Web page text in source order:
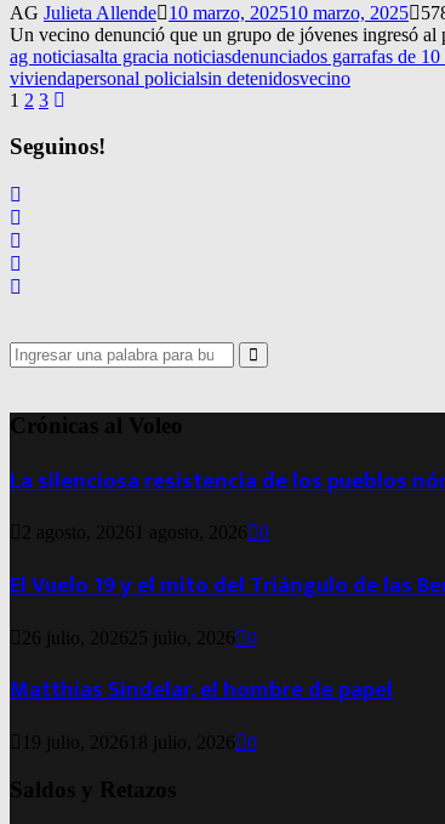
AG Julieta Allende 10 marzo, 202510 marzo, 2025
Un vecino denunció que un grupo de jóvenes ingresó al
ag noticiasalta gracia noticiasdenunciados garrafas de
viviendapersonal policialsin detenidosvecino
Navegación
de
entradas
1 2 3
Seguinos!
Search
for:
Search
Crónicas al Voleo
La silenciosa resistencia de los pueblos
2 agosto, 2026 1 agosto, 2026 0
El Vuelo 19 y el mito del Triángulo de las
26 julio, 2026 25 julio, 2026 0
Matthias Sindelar, el hombre de papel
19 julio, 2026 18 julio, 2026 0
Saldos y Retazos